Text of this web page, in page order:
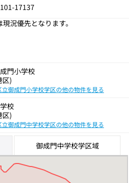
17137
況優先となります。
門小学校
区)
御成門小学校学区の他の物件を見る
校
区)
御成門中学校学区の他の物件を見る
御成門中学校学区域